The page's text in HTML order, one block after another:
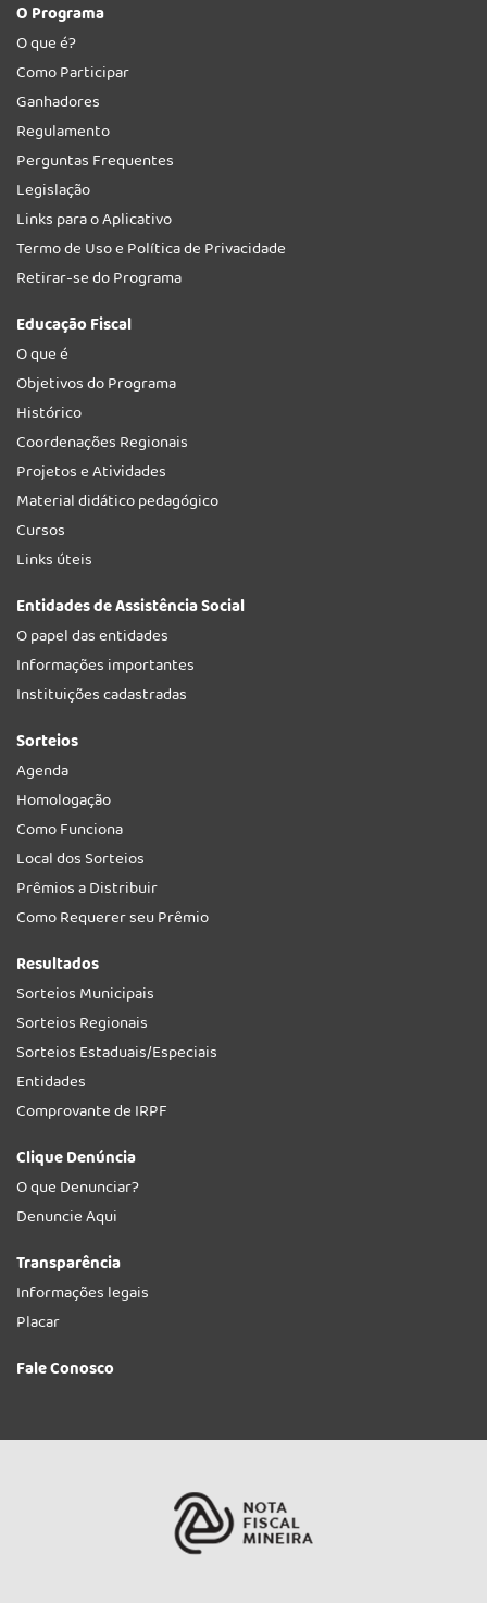
O Programa
O que é?
Como Participar
Ganhadores
Regulamento
Perguntas Frequentes
Legislação
Links para o Aplicativo
Termo de Uso e Política de Privacidade
Retirar-se do Programa
Educação Fiscal
O que é
Objetivos do Programa
Histórico
Coordenações Regionais
Projetos e Atividades
Material didático pedagógico
Cursos
Links úteis
Entidades de Assistência Social
O papel das entidades
Informações importantes
Instituições cadastradas
Sorteios
Agenda
Homologação
Como Funciona
Local dos Sorteios
Prêmios a Distribuir
Como Requerer seu Prêmio
Resultados
Sorteios Municipais
Sorteios Regionais
Sorteios Estaduais/Especiais
Entidades
Comprovante de IRPF
Clique Denúncia
O que Denunciar?
Denuncie Aqui
Transparência
Informações legais
Placar
Fale Conosco